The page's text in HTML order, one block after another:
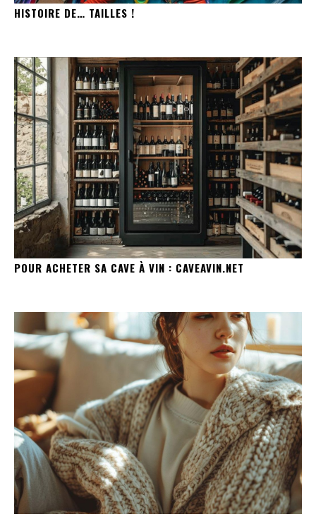
HISTOIRE DE… TAILLES !
POUR ACHETER SA CAVE À VIN : CAVEAVIN.NET